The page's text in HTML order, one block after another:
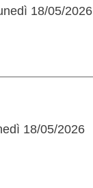
18/05/2026
18/05/2026